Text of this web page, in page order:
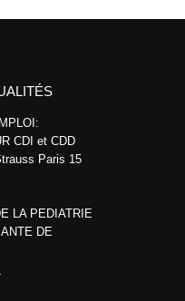
CDI et CDD
Paris 15
LA PEDIATRIE
DE